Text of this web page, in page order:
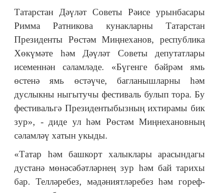
Татарстан Дәүләт Советы Рәисе урынбасары
Римма Ратникова кунакларны Татарстан
Президенты Рөстәм Миңнеханов, республика
Хөкүмәте һәм Дәүләт Советы депутатлары
исеменнән сәламләде. «Бүгенге бәйрәм ямь
өстенә ямь өстәүче, багланышларны һәм
дуслыкны ныгытучы фестиваль булып тора. Бу
фестивальгә Президентыбызның ихтирамы бик
зур», - диде ул һәм Рөстәм Миңнехановның
сәламләү хатын укыды.
«Татар һәм башкорт халыклары арасындагы
дустанә мөнәсәбәтләрнең зур һәм бай тарихы
бар. Телләребез, мәдәниятләребез һәм гореф-